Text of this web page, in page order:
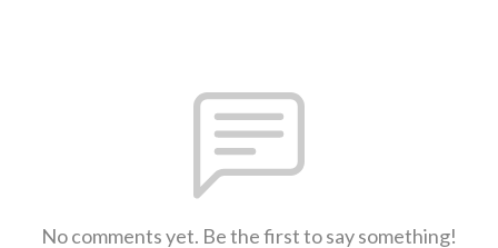
No comments yet. Be the first to say something!